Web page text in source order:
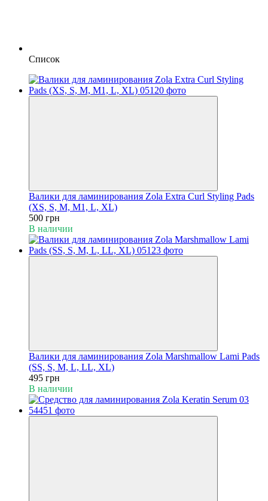
Список
Валики для ламинирования Zola Extra Curl Styling Pads
(XS, S, M, M1, L, XL)
500 грн
В наличии
Валики для ламинирования Zola Marshmallow Lami Pads
(SS, S, M, L, LL, XL)
495 грн
В наличии